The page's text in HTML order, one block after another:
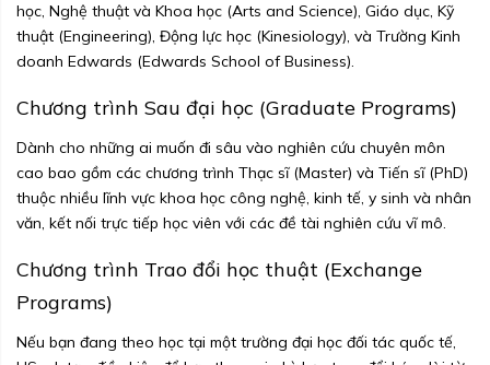
học, Nghệ thuật và Khoa học (Arts and Science), Giáo dục, Kỹ
thuật (Engineering), Động lực học (Kinesiology), và Trường Kinh
doanh Edwards (Edwards School of Business).
Chương trình Sau đại học (Graduate Programs)
Dành cho những ai muốn đi sâu vào nghiên cứu chuyên môn
cao bao gồm các chương trình Thạc sĩ (Master) và Tiến sĩ (PhD)
thuộc nhiều lĩnh vực khoa học công nghệ, kinh tế, y sinh và nhân
văn, kết nối trực tiếp học viên với các đề tài nghiên cứu vĩ mô.
Chương trình Trao đổi học thuật (Exchange
Programs)
Nếu bạn đang theo học tại một trường đại học đối tác quốc tế,